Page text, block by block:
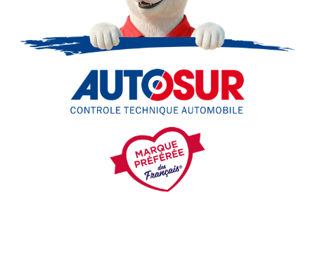
• le contrôle des véhicules hybrides ou électriques
• le contrôle technique des véhicules GPL/Gaz*
• le contrôle de la Catégorie L (moto, scooter, mobylette, 3
roues, quad, voiturette, voiture sans permis)
N’attendez plus pour votre sécurité et faire vérifier votre
véhicule : Prenez RDV dans votrecentre de contrôle